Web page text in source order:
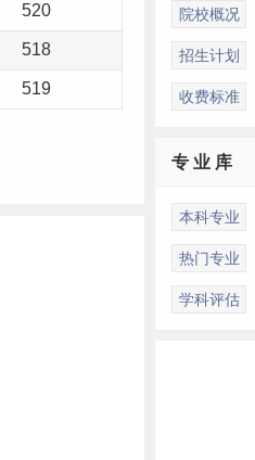
520
518
519
院校概况
招生计划
收费标准
专 业 库
本科专业
热门专业
学科评估